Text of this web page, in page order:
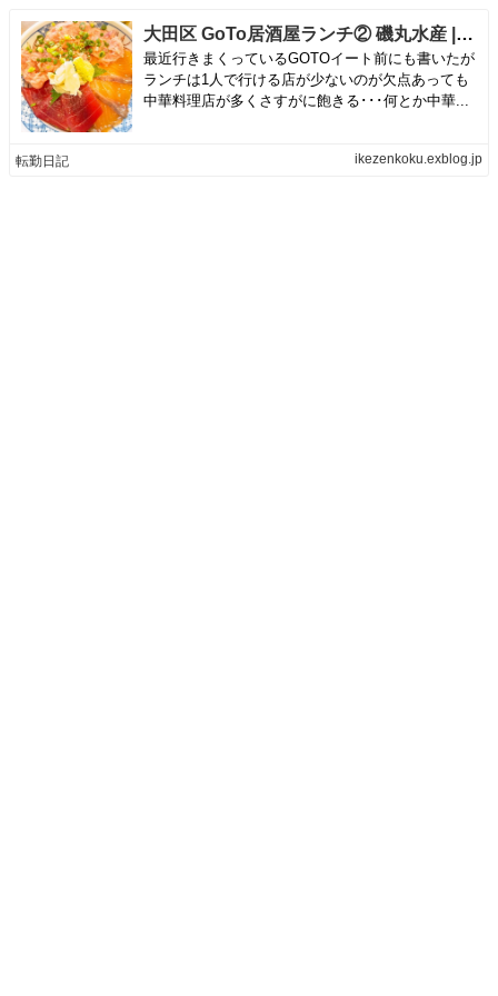
大田区 GoTo居酒屋ランチ② 磯丸水産 | 転勤日記
最近行きまくっているGOTOイート前にも書いたが
ランチは1人で行ける店が少ないのが欠点あっても
中華料理店が多くさすがに飽きる･･･何とか中華...
転勤日記 ikezenkoku.exblog.jp